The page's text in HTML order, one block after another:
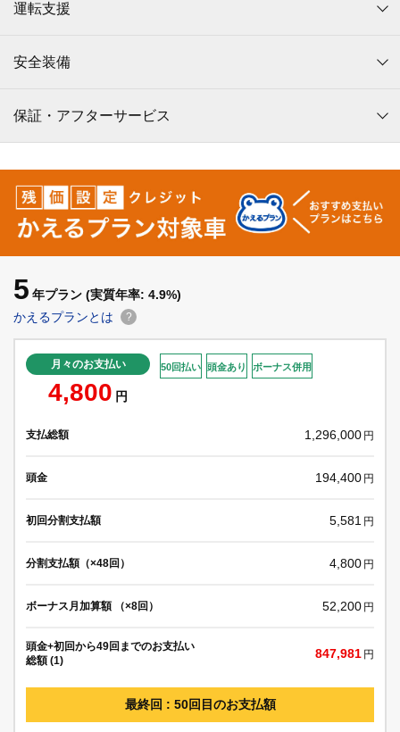
運転支援
安全装備
保証・アフターサービス
5 年プラン (実質年率: 4.9%)
かえるプランとは
?
月々のお支払い
4,800 円
50回払い 頭金あり ボーナス併用
支払総額 1,296,000 円
頭金 194,400 円
初回分割支払額 5,581 円
分割支払額（×48回） 4,800 円
ボーナス月加算額 （×8回） 52,200 円
頭金+初回から49回までのお支払い
総額 (1)
847,981 円
最終回 : 50回目のお支払額